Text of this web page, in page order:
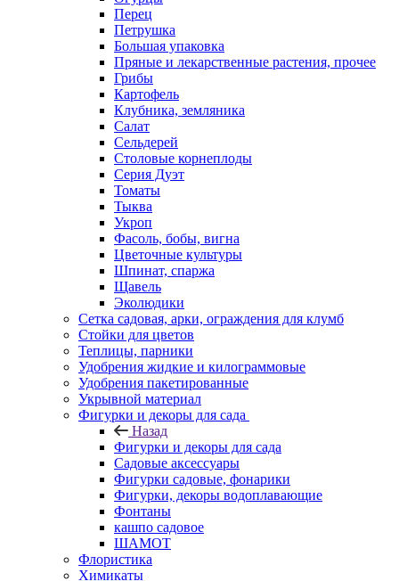
Перец
Петрушка
Большая упаковка
Пряные и лекарственные растения, прочее
Грибы
Картофель
Клубника, земляника
Салат
Сельдерей
Столовые корнеплоды
Серия Дуэт
Томаты
Тыква
Укроп
Фасоль, бобы, вигна
Цветочные культуры
Шпинат, спаржа
Щавель
Эколюдики
Сетка садовая, арки, ограждения для клумб
Стойки для цветов
Теплицы, парники
Удобрения жидкие и килограммовые
Удобрения пакетированные
Укрывной материал
Фигурки и декоры для сада
Назад
Фигурки и декоры для сада
Садовые аксессуары
Фигурки садовые, фонарики
Фигурки, декоры водоплавающие
Фонтаны
кашпо садовое
ШАМОТ
Флористика
Химикаты